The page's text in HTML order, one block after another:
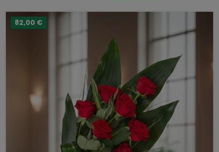
82,00 €